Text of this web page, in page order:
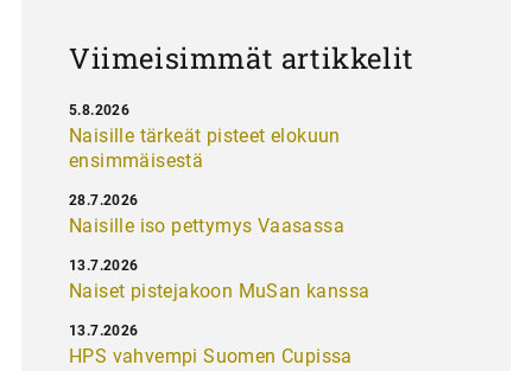
Viimeisimmät artikkelit
Naisille tärkeät pisteet elokuun
ensimmäisestä
5.8.2026
Naisille iso pettymys Vaasassa
28.7.2026
Naiset pistejakoon MuSan kanssa
13.7.2026
HPS vahvempi Suomen Cupissa
13.7.2026